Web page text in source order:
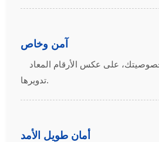
آمن وخاص
على عكس الأرقام المعاد
تدويرها.
أمان طويل الأمد